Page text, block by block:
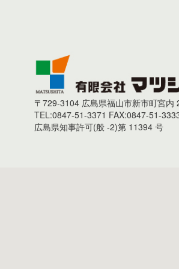
〒729-3104 広島県福山市新市町宮内
TEL:0847-51-3371 FAX:0847-51-
広島県知事許可(般 -2)第 11394 号